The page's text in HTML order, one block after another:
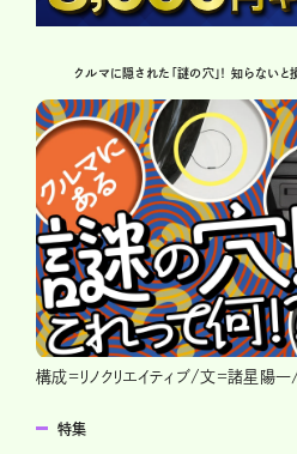
クルマに隠された「謎の穴」！ 知らない
構成=リノクリエイティブ/文=諸星陽
特集